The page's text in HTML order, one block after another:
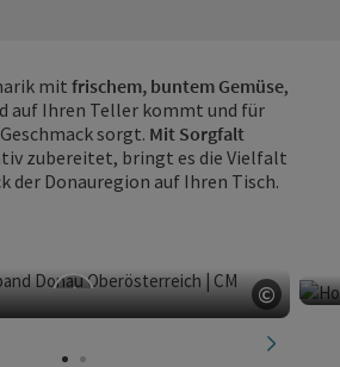
mit frischem, buntem Gemüse,
auf Ihren Teller kommt und für
sorgt. Mit Sorgfalt
zubereitet, bringt es die Vielfalt
der Donauregion auf Ihren Tisch.
Achleitner
©